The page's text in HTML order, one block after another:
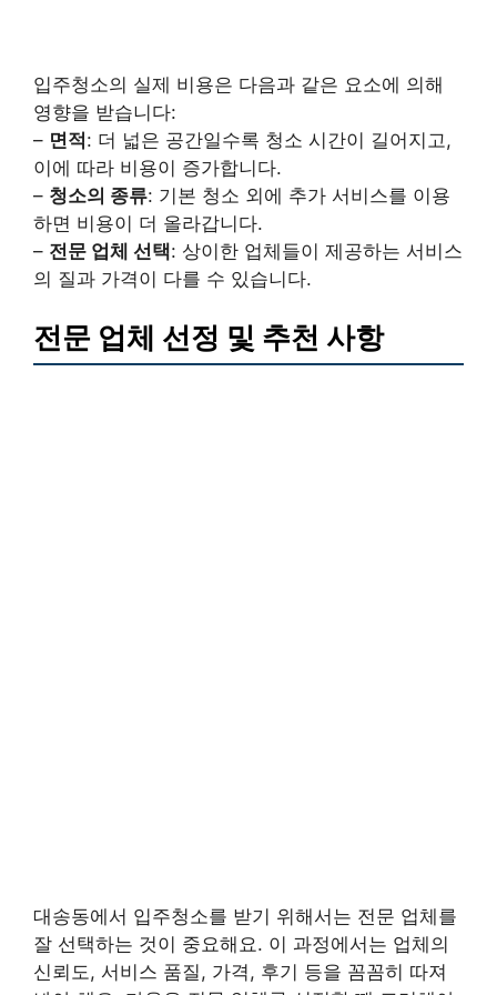
입주청소의 실제 비용은 다음과 같은 요소에 의해
영향을 받습니다:
– 면적: 더 넓은 공간일수록 청소 시간이 길어지고,
이에 따라 비용이 증가합니다.
– 청소의 종류: 기본 청소 외에 추가 서비스를 이용
하면 비용이 더 올라갑니다.
– 전문 업체 선택: 상이한 업체들이 제공하는 서비스
의 질과 가격이 다를 수 있습니다.
전문 업체 선정 및 추천 사항
대송동에서 입주청소를 받기 위해서는 전문 업체를
잘 선택하는 것이 중요해요. 이 과정에서는 업체의
신뢰도, 서비스 품질, 가격, 후기 등을 꼼꼼히 따져